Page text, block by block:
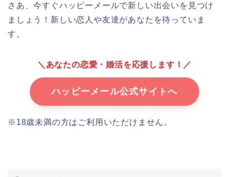
さあ、今すぐハッピーメールで新しい出会いを見つけ
ましょう！新しい恋人や友達があなたを待っていま
す。
＼あなたの恋愛・婚活を応援します！／
ハッピーメール公式サイトへ
※18歳未満の方はご利用いただけません。